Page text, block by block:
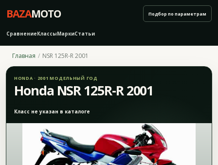
BAZAMOTO
СравнениеКлассыМаркиСтатьи
Подбор по параметрам
Главная NSR 125R-R 2001
HONDA · 2001 МОДЕЛЬНЫЙ ГОД
Honda NSR 125R-R 2001
Класс не указан в каталоге